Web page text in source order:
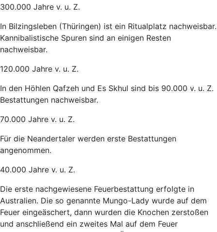
300.000 Jahre v. u. Z.
In Bilzingsleben (Thüringen) ist ein Ritualplatz nachweisbar.
Kannibalistische Spuren sind an einigen Resten
nachweisbar.
120.000 Jahre v. u. Z.
In den Höhlen Qafzeh und Es Skhul sind bis 90.000 v. u. Z.
Bestattungen nachweisbar.
70.000 Jahre v. u. Z.
Für die Neandertaler werden erste Bestattungen
angenommen.
40.000 Jahre v. u. Z.
Die erste nachgewiesene Feuerbestattung erfolgte in
Australien. Die so genannte Mungo-Lady wurde auf dem
Feuer eingeäschert, dann wurden die Knochen zerstoßen
und anschließend ein zweites Mal auf dem Feuer